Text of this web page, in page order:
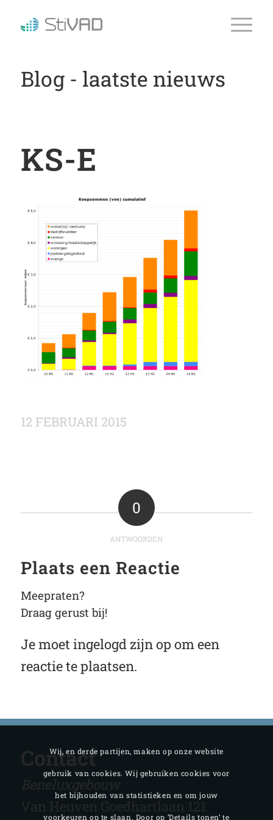
Blog - laatste nieuws
KS-E
12 FEBRUARI 2015
0
ANTWOORDEN
Plaats een Reactie
Meepraten?
Draag gerust bij!
Je moet ingelogd zijn op om een
reactie te plaatsen.
Contact
Beneluxgebouw
Van Heuven Goedhartlaan 121
Wij, en derde partijen, maken op onze website
gebruik van cookies. Wij gebruiken cookies voor
het bijhouden van statistieken en om jouw
voorkeuren op te slaan. Door op ‘Details tonen’ te